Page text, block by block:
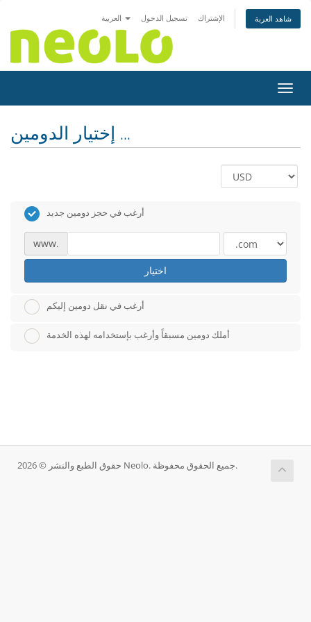
تسجيل الدخول الإشتراك شاهد العربة
إختيار الدومين ...
أرغب في حجز دومين جديد
www.
اختيار
أرغب في نقل دومين إليكم
أملك دومين مسبقاً وأرغب بإستخدامه لهذه الخدمة
حقوق الطبع والنشر © 2026 Neolo. جميع الحقوق محفوظة.